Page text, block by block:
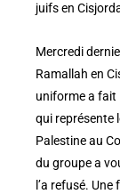
juifs en
Mercredi
Ramallah en
uniforme a fait
qui représente
Palestine au
du groupe a
l’a refusé.